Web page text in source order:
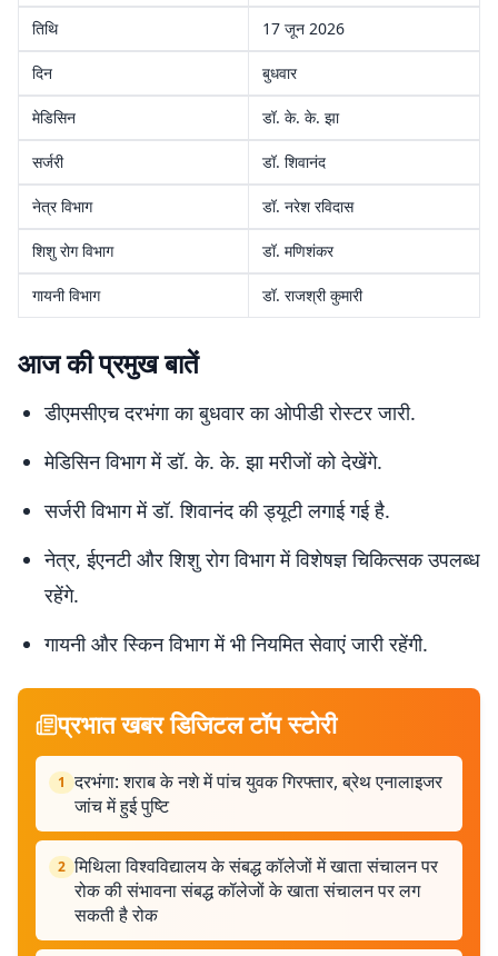
तिथि 17 जून 2026
दिन बुधवार
मेडिसिन डॉ. के. के. झा
सर्जरी डॉ. शिवानंद
नेत्र विभाग डॉ. नरेश रविदास
शिशु रोग विभाग डॉ. मणिशंकर
गायनी विभाग डॉ. राजश्री कुमारी
आज की प्रमुख बातें
डीएमसीएच दरभंगा का बुधवार का ओपीडी रोस्टर जारी.
मेडिसिन विभाग में डॉ. के. के. झा मरीजों को देखेंगे.
सर्जरी विभाग में डॉ. शिवानंद की ड्यूटी लगाई गई है.
नेत्र, ईएनटी और शिशु रोग विभाग में विशेषज्ञ चिकित्सक उपलब्ध
रहेंगे.
गायनी और स्किन विभाग में भी नियमित सेवाएं जारी रहेंगी.
प्रभात खबर डिजिटल टॉप स्टोरी
1 दरभंगा: शराब के नशे में पांच युवक गिरफ्तार, ब्रेथ एनालाइजर
जांच में हुई पुष्टि
2 मिथिला विश्वविद्यालय के संबद्ध कॉलेजों में खाता संचालन पर
रोक की संभावना संबद्ध कॉलेजों के खाता संचालन पर लग
सकती है रोक